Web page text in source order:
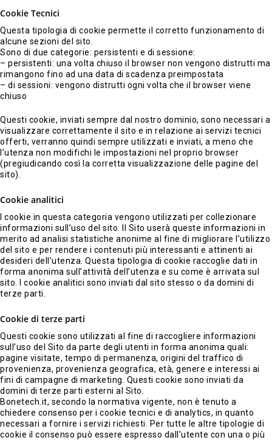
Cookie Tecnici
Questa tipologia di cookie permette il corretto funzionamento di
alcune sezioni del sito.
Sono di due categorie: persistenti e di sessione:
– persistenti: una volta chiuso il browser non vengono distrutti ma
rimangono fino ad una data di scadenza preimpostata
– di sessioni: vengono distrutti ogni volta che il browser viene
chiuso
Questi cookie, inviati sempre dal nostro dominio, sono necessari a
visualizzare correttamente il sito e in relazione ai servizi tecnici
offerti, verranno quindi sempre utilizzati e inviati, a meno che
l’utenza non modifichi le impostazioni nel proprio browser
(pregiudicando così la corretta visualizzazione delle pagine del
sito).
Cookie analitici
I cookie in questa categoria vengono utilizzati per collezionare
informazioni sull’uso del sito. Il Sito userà queste informazioni in
merito ad analisi statistiche anonime al fine di migliorare l’utilizzo
del sito e per rendere i contenuti più interessanti e attinenti ai
desideri dell’utenza. Questa tipologia di cookie raccoglie dati in
forma anonima sull’attività dell’utenza e su come è arrivata sul
sito. I cookie analitici sono inviati dal sito stesso o da domini di
terze parti.
Cookie di terze parti
Questi cookie sono utilizzati al fine di raccogliere informazioni
sull’uso del Sito da parte degli utenti in forma anonima quali:
pagine visitate, tempo di permanenza, origini del traffico di
provenienza, provenienza geografica, età, genere e interessi ai
fini di campagne di marketing. Questi cookie sono inviati da
domini di terze parti esterni al Sito.
Bonetech.it, secondo la normativa vigente, non è tenuto a
chiedere consenso per i cookie tecnici e di analytics, in quanto
necessari a fornire i servizi richiesti. Per tutte le altre tipologie di
cookie il consenso può essere espresso dall’utente con una o più